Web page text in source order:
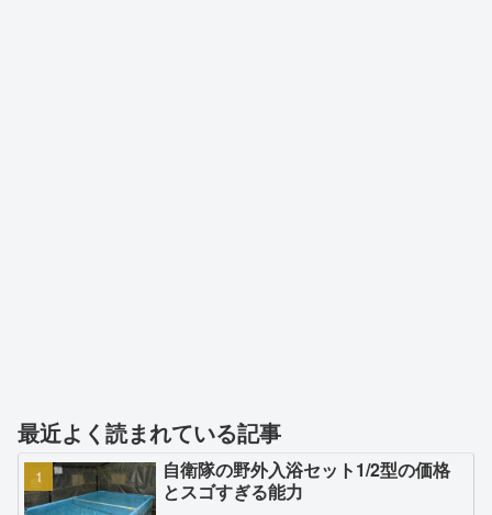
最近よく読まれている記事
自衛隊の野外入浴セット1/2型の価格
とスゴすぎる能力